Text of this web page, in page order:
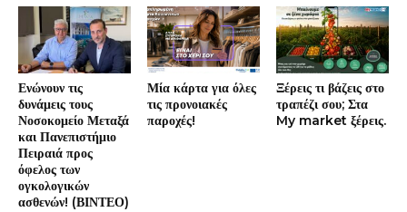
Ενώνουν τις
δυνάμεις τους
Νοσοκομείο Μεταξά
και Πανεπιστήμιο
Πειραιά προς
όφελος των
ογκολογικών
ασθενών! (ΒΙΝΤΕΟ)
Μία κάρτα για όλες
τις προνοιακές
παροχές!
Ξέρεις τι βάζεις στο
τραπέζι σου; Στα
My market ξέρεις.